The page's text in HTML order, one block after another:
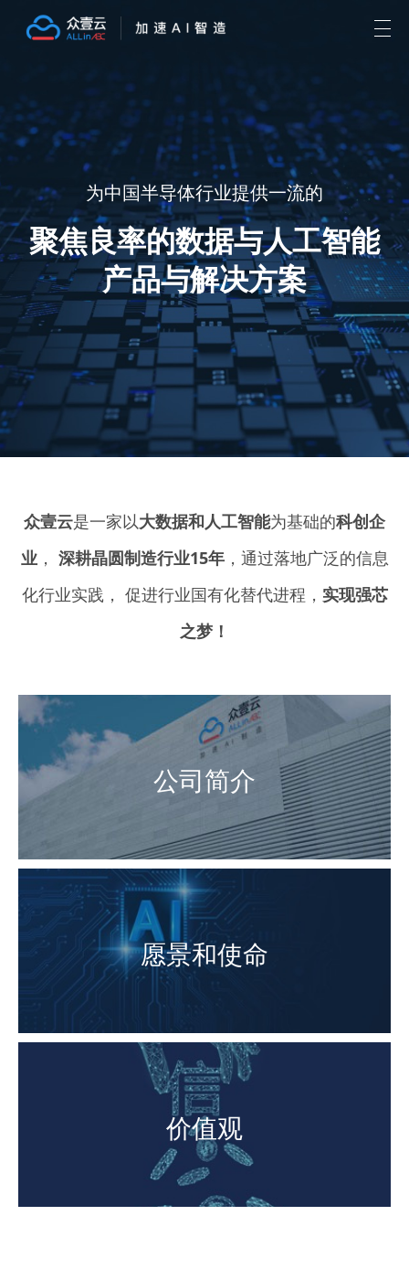
为中国半导体行业提供一流的
聚焦良率的数据与人工智能
产品与解决方案
众壹云是一家以大数据和人工智能为基础的科创企
业， 深耕晶圆制造行业15年，通过落地广泛的信息
化行业实践， 促进行业国有化替代进程， 实现强芯
之梦！
公司简介
愿景和使命
价值观